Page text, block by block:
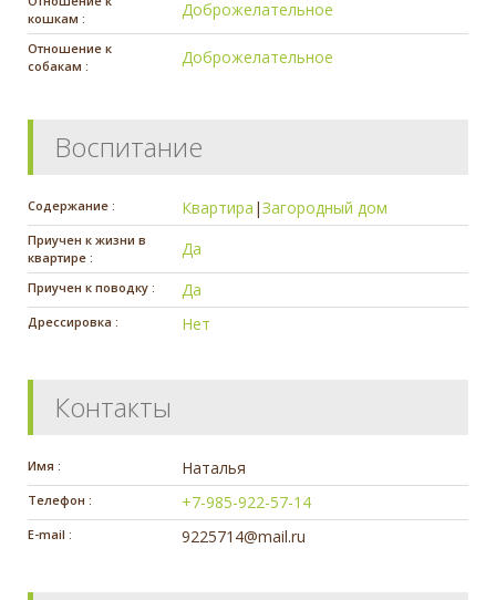
кошкам :
Доброжелательное
Отношение к
собакам :
Доброжелательное
Воспитание
Содержание : Квартира |Загородный дом
Приучен к жизни в
квартире :
Да
Приучен к поводку : Да
Дрессировка : Нет
Контакты
Имя : Наталья
Телефон : +7-985-922-57-14
E-mail : 9225714@mail.ru